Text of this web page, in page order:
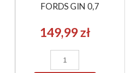
FORDS GIN 0,7
149,99 zł